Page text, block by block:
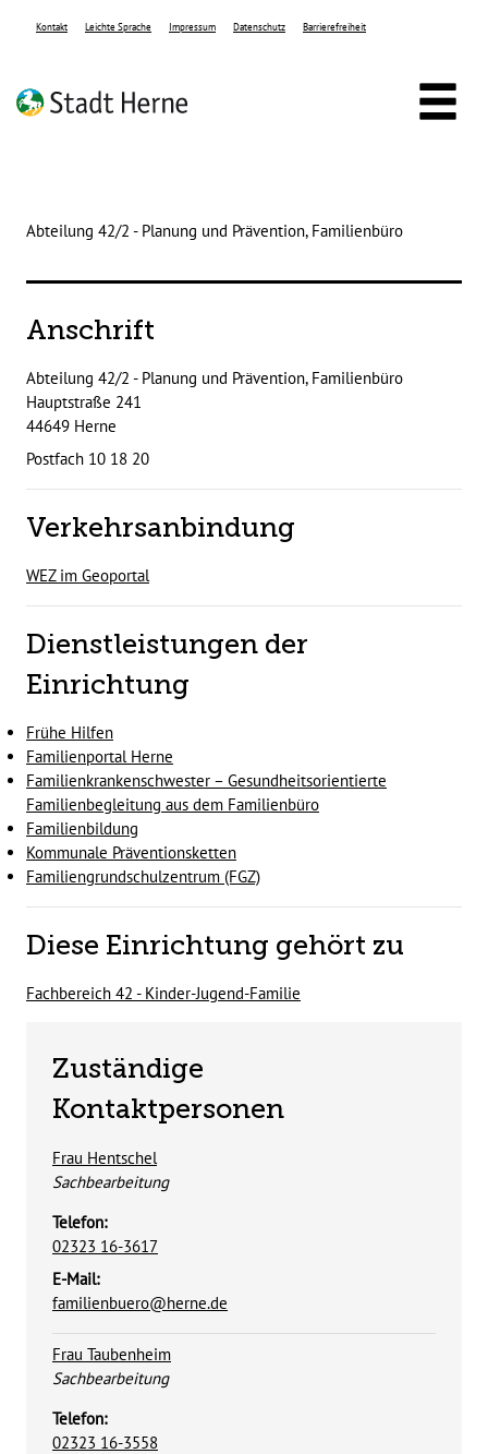
Zum Hauptinhalt springen
Kontakt Leichte Sprache Impressum Datenschutz Barrierefreiheit
Abteilung 42/2 - Planung und Prävention, Familienbüro
Anschrift
Abteilung 42/2 - Planung und Prävention, Familienbüro
Hauptstraße 241
44649 Herne
Postfach 10 18 20
Verkehrsanbindung
WEZ im Geoportal
Dienstleistungen der
Einrichtung
Frühe Hilfen
Familienportal Herne
Familienkrankenschwester – Gesundheitsorientierte
Familienbegleitung aus dem Familienbüro
Familienbildung
Kommunale Präventionsketten
Familiengrundschulzentrum (FGZ)
Diese Einrichtung gehört zu
Fachbereich 42 - Kinder-Jugend-Familie
Zuständige
Kontaktpersonen
Frau Hentschel
Position:
Sachbearbeitung
Telefon:
02323 16-3617
E-Mail:
familienbuero@herne.de
Frau Taubenheim
Position:
Sachbearbeitung
Telefon:
02323 16-3558